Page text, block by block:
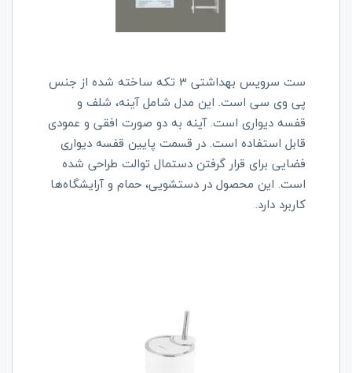
ست سرویس بهداشتی 3 تکه ساخته شده از جنس
پی وی سی است. این مدل شامل آینه، شلف و
قفسه دیواری است. آینه به دو صورت افقی و عمودی
قابل استفاده است. در قسمت پایین قفسه دیواری
فضایی برای قرار گرفتن دستمال توالت طراحی شده
است. این محصول در دستشویی، حمام و آرایشگاه‌ها
کاربرد دارد.